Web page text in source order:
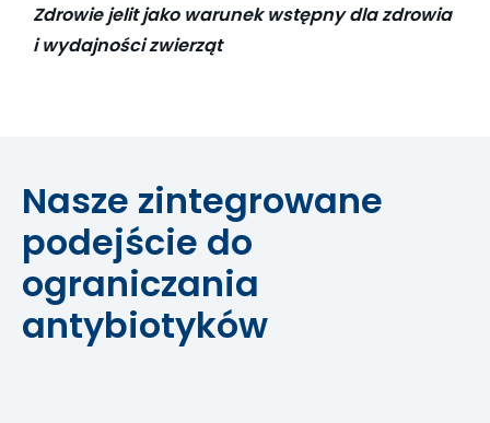
Zdrowie jelit jako warunek wstępny dla zdrowia
i wydajności zwierząt
Nasze zintegrowane
podejście do
ograniczania
antybiotyków